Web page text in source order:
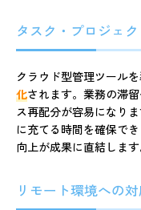
タスク・プロジェ
クラウド型管理ツールを
化されます。業務の滞
ス再配分が容易になり
に充てる時間を確保で
向上が成果に直結します
リモート環境への